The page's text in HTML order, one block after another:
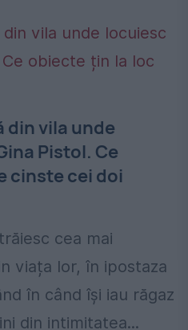
din vila unde
Pistol. Ce
cinste cei doi
cea mai
viața lor, în ipostaza
în când îşi iau răgaz
din intimitatea...